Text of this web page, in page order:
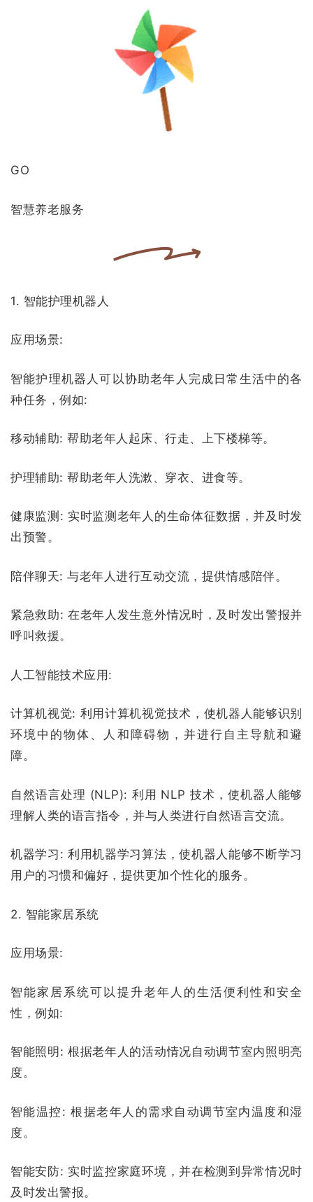
GO
智慧养老服务
1. 智能护理机器人
应用场景:
智能护理机器人可以协助老年人完成日常生活中的各
种任务，例如:
移动辅助: 帮助老年人起床、行走、上下楼梯等。
护理辅助:帮助老年人洗漱、穿衣、进食等。
健康监测: 实时监测老年人的生命体征数据，并及时发
出预警。
陪伴聊天:与老年人进行互动交流，提供情感陪伴。
紧急救助: 在老年人发生意外情况时，及时发出警报并
呼叫救援。
人工智能技术应用:
计算机视觉: 利用计算机视觉技术，使机器人能够识别
环境中的物体、人和障碍物，并进行自主导航和避
障。
自然语言处理 (NLP): 利用 NLP 技术，使机器人能够
理解人类的语言指令，并与人类进行自然语言交流。
机器学习: 利用机器学习算法，使机器人能够不断学习
用户的习惯和偏好，提供更加个性化的服务。
2. 智能家居系统
应用场景:
智能家居系统可以提升老年人的生活便利性和安全
性，例如:
智能照明: 根据老年人的活动情况自动调节室内照明亮
度。
智能温控:根据老年人的需求自动调节室内温度和湿
度。
智能安防: 实时监控家庭环境，并在检测到异常情况时
及时发出警报。